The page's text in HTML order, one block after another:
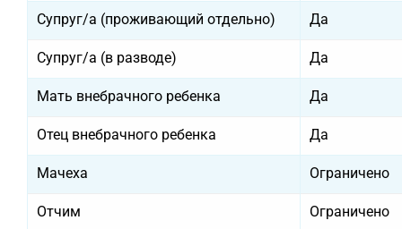
Супруг/а (проживающий отдельно) Да
Супруг/а (в разводе) Да
Мать внебрачного ребенка Да
Отец внебрачного ребенка Да
Мачеха Ограничено
Отчим Ограничено